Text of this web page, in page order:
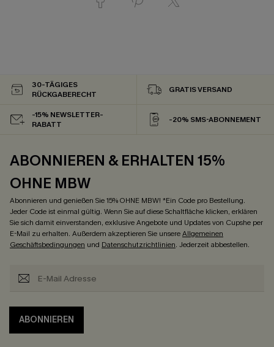
30-TÄGIGES
RÜCKGABERECHT
GRATIS VERSAND
-15% NEWSLETTER-
RABATT
-20% SMS-ABONNEMENT
ABONNIEREN & ERHALTEN 15%
OHNE MBW
Abonnieren und genießen Sie 15% OHNE MBW! *Ein Code pro Bestellung.
Jeder Code ist einmal gültig. Wenn Sie auf diese Schaltfläche klicken, erklären
Sie sich damit einverstanden, exklusive Angebote und Updates von Cupshe per
E-Mail zu erhalten. Außerdem akzeptieren Sie unsereAllgemeinen
Geschäftsbedingungen und Datenschutzrichtlinien. Jederzeit abbestellen.
ABONNIEREN